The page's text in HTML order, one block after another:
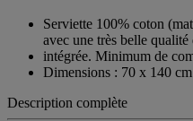
Serviette 100% coton
avec une très belle
intégrée. Minimum de
Dimensions : 70 x 140 cm
Description complète